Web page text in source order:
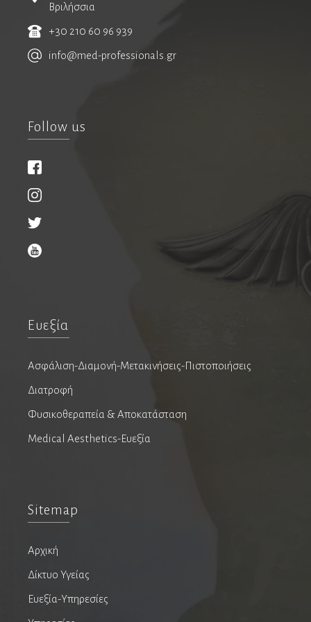
Αισθητική Ιατρική
Ευεξία-Υπηρεσίες
Ασφάλιση-Διαμονή-Μετακινήσεις-Πιστοποιήσεις
Ιατρικός τουρισμός
Βριλήσσια
+30 210 60 96 939
info@med-professionals.gr
Follow us
Ευεξία
Ασφάλιση-Διαμονή-Μετακινήσεις-Πιστοποιήσεις
Διατροφή
Φυσικοθεραπεία & Αποκατάσταση
Medical Aesthetics-Ευεξία
Sitemap
Αρχική
Δίκτυο Υγείας
Ευεξία-Υπηρεσίες